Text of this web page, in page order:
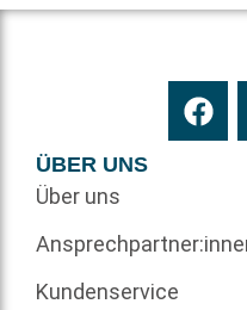
ÜBER UNS
Über uns
Kundenservice